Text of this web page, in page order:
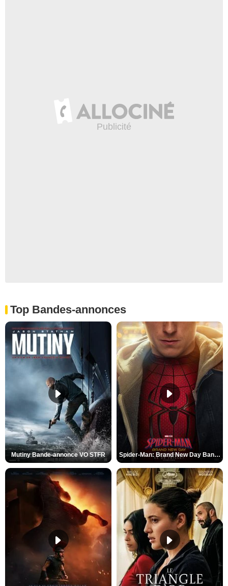
Top Bandes-annonces
Mutiny Bande-annonce VO STFR Spider-Man: Brand New Day Bande-annonce VO STFR